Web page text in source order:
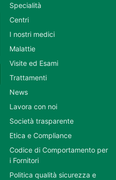
Specialità
Centri
I nostri medici
Malattie
Visite ed Esami
Trattamenti
News
Lavora con noi
Società trasparente
Etica e Compliance
Codice di Comportamento per
i Fornitori
Politica qualità sicurezza e